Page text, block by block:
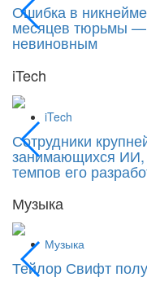
Ошибка в
месяцев тюрьмы —
невиновным
iTech
iTech
Сотрудники
занимающихся
темпов его
Музыка
Музыка
Тейлор Свифт